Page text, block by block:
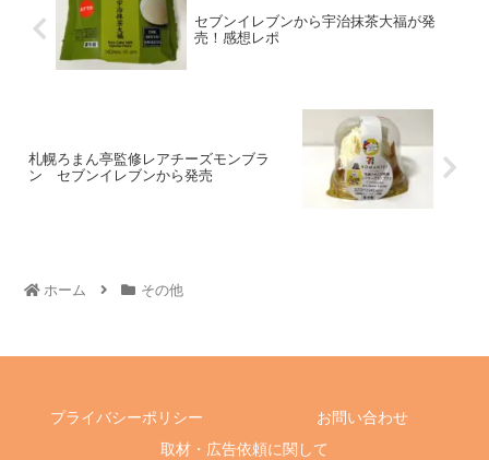
セブンイレブンから宇治抹茶大福が発
売！感想レポ
札幌ろまん亭監修レアチーズモンブラ
ン セブンイレブンから発売
ホーム その他
プライバシーポリシー
お問い合わせ
取材・広告依頼に関して